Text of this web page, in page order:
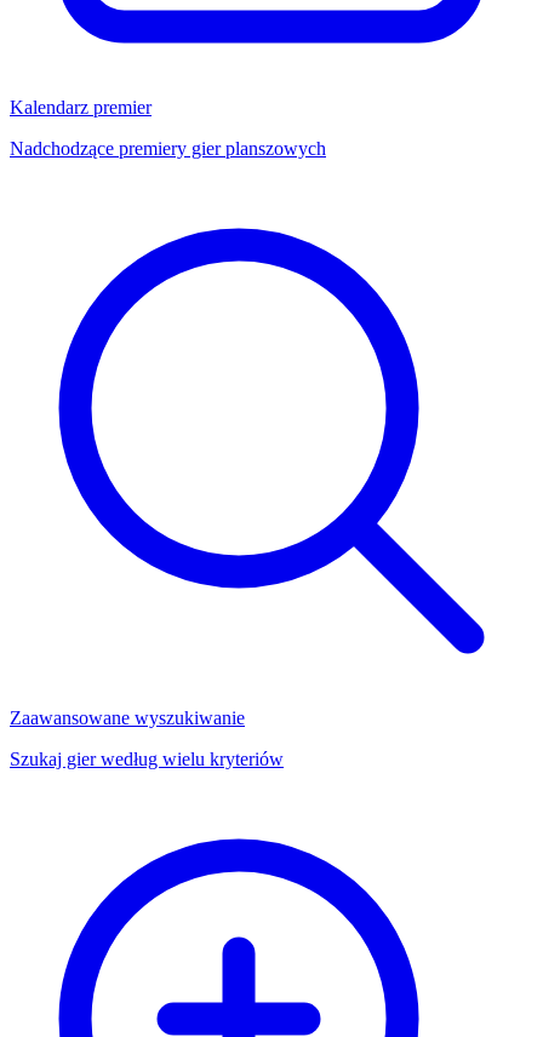
Kalendarz premier
Nadchodzące premiery gier planszowych
Zaawansowane wyszukiwanie
Szukaj gier według wielu kryteriów